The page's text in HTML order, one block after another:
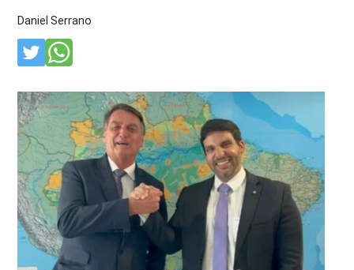
Daniel Serrano